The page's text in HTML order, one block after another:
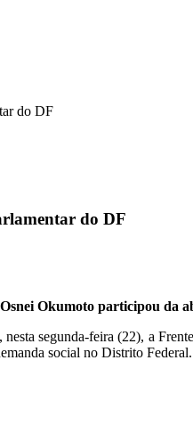
do DF
do DF
Osnei Okumoto participou da
segunda-feira (22), a
social no Distrito Federal.